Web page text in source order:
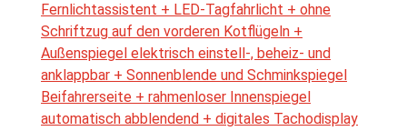
Fernlichtassistent + LED-Tagfahrlicht + ohne
Schriftzug auf den vorderen Kotflügeln +
Außenspiegel elektrisch einstell-, beheiz- und
anklappbar + Sonnenblende und Schminkspiegel
Beifahrerseite + rahmenloser Innenspiegel
automatisch abblendend + digitales Tachodisplay